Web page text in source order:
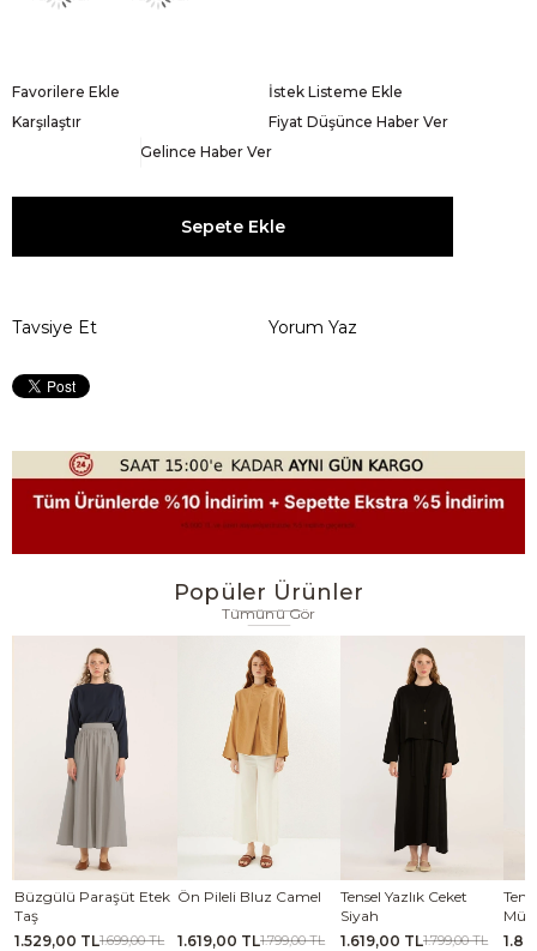
Favorilere Ekle
İstek Listeme Ekle
Karşılaştır
Fiyat Düşünce Haber Ver
Gelince Haber Ver
Tavsiye Et Yorum Yaz
Popüler Ürünler
Tümünü Gör
Etek
1.699,00 TL
Ön Pileli Bluz Camel
1.619,00 TL 1.799,00 TL
Tensel Yazlık Ceket
1.619,00 TL
1.799,00 TL
Tensel Jile Elbise
1.889,00 TL